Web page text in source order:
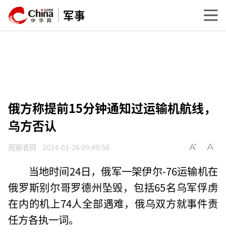
军事
俄方称提前15分钟通知过运输机航线，
乌方否认
观察者网 2024-01-26 09:49:58
当地时间24日，俄军一架伊尔-76运输机在
俄罗斯别尔哥罗德州坠毁，包括65名乌军俘虏
在内的机上74人全部遇难，俄乌双方就事件责
任方各执一词。